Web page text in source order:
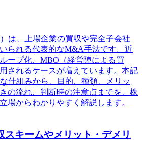
は、上場企業の買収や完全子会社
られる代表的なM&A手法です。近
ープ化、MBO（経営陣による買
されるケースが増えています。本記
仕組みから、目的、種類、メリッ
の流れ、判断時の注意点までを、株
場からわかりやすく解説します。
スキームやメリット・デメリ